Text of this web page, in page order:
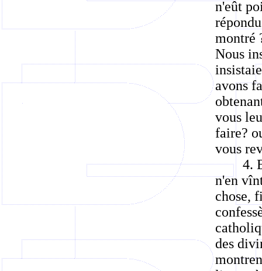
n'eût
montré
Nous
avons
vous
faire?
vous
4.
n'en
chose,
des